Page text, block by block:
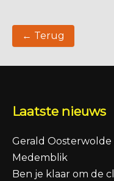
← Terug
Laatste nieuws
Gerald Oosterwolde
Medemblik
Ben je klaar om de